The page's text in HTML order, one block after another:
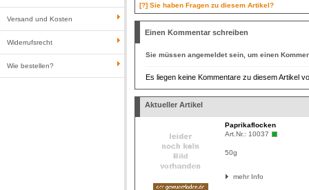
Versand und Kosten
Widerrufsrecht
Wie bestellen?
[?] Sie haben Fragen zu diesem Artikel?
Einen Kommentar schreiben
Sie müssen angemeldetsein, um einen
Es liegen keine Kommentare zu diesem Artikel
Aktueller Artikel
Paprikaflocken
Art.Nr.: 10037
50g
mehr Info